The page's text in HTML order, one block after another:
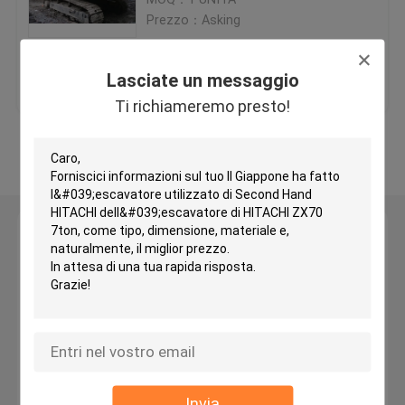
Lasciate un messaggio
Ti richiameremo presto!
Selezionatore usato del CAT
Caricatori usati del CAT
Escavatore utilizzato del gatto
escavatore utilizzato di KOMATSU
Selezionatore usato di KOMATSU
Prezzo：Asking
Miglior prezzo Contattaci
Lasciate un messaggio
Ti richiameremo presto!